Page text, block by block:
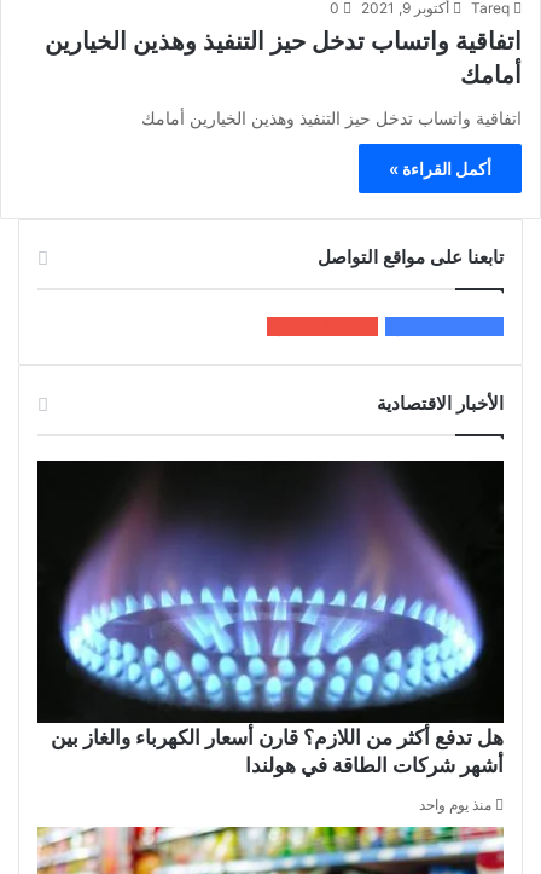
Tareq أكتوبر 9, 2021 0
اتفاقية واتساب تدخل حيز التنفيذ وهذين الخيارين
أمامك
اتفاقية واتساب تدخل حيز التنفيذ وهذين الخيارين أمامك
أكمل القراءة »
تابعنا على مواقع التواصل
الأخبار الاقتصادية
هل تدفع أكثر من اللازم؟ قارن أسعار الكهرباء والغاز بين
أشهر شركات الطاقة في هولندا
منذ يوم واحد